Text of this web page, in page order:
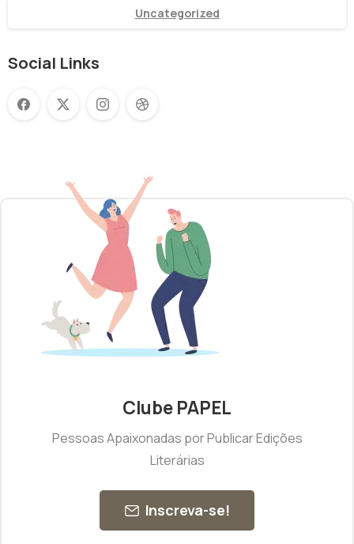
Uncategorized
Social Links
Clube PAPEL
Pessoas Apaixonadas por Publicar Edições
Literárias
Inscreva-se!